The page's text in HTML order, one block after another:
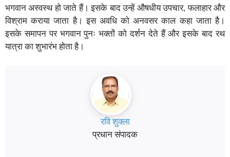
भगवान अस्वस्थ हो जाते हैं। इसके बाद उन्हें औषधीय उपचार, फलाहार और
विश्राम कराया जाता है। इस अवधि को अनवसर काल कहा जाता है।
इसके समापन पर भगवान पुनः भक्तों को दर्शन देते हैं और इसके बाद रथ
यात्रा का शुभारंभ होता है।
रवि शुक्ला
प्रधान संपादक